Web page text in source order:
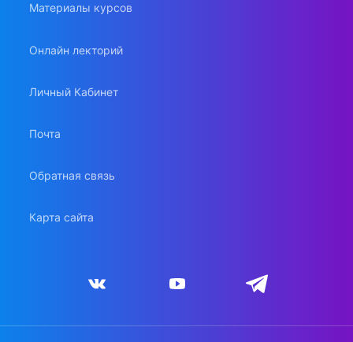
Материалы курсов
Онлайн лекторий
Личный Кабинет
Почта
Обратная связь
Карта сайта